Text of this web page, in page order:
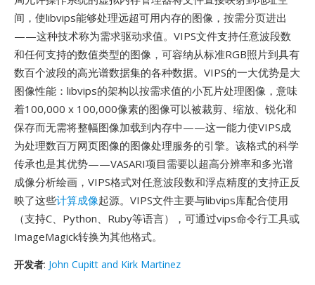
间，使libvips能够处理远超可用内存的图像，按需分页进出
——这种技术称为需求驱动求值。VIPS文件支持任意波段数
和任何支持的数值类型的图像，可容纳从标准RGB照片到具有
数百个波段的高光谱数据集的各种数据。VIPS的一大优势是大
图像性能：libvips的架构以按需求值的小瓦片处理图像，意味
着100,000 x 100,000像素的图像可以被裁剪、缩放、锐化和
保存而无需将整幅图像加载到内存中——这一能力使VIPS成
为处理数百万网页图像的图像处理服务的引擎。该格式的科学
传承也是其优势——VASARI项目需要以超高分辨率和多光谱
成像分析绘画，VIPS格式对任意波段数和浮点精度的支持正反
映了这些计算成像起源。VIPS文件主要与libvips库配合使用
（支持C、Python、Ruby等语言），可通过vips命令行工具或
ImageMagick转换为其他格式。
开发者: John Cupitt and Kirk Martinez